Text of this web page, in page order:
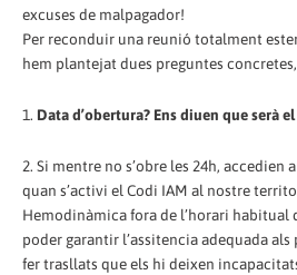
excuses de malpagador!
Per reconduir una reunió totalment
hem plantejat dues preguntes concretes,
1. Data d’obertura? Ens diuen que serà
2. Si mentre no s’obre les 24h, accedien
quan s’activi el Codi IAM al nostre
Hemodinàmica fora de l’horari habitual
poder garantir l’assitencia adequada
fer trasllats que els hi deixen